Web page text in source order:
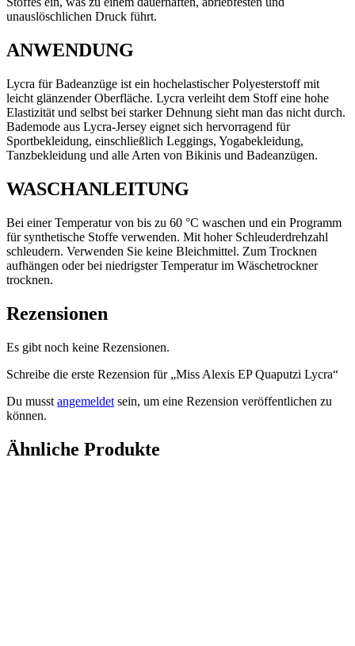
unauslöschlichen Druck führt.
ANWENDUNG
Lycra für Badeanzüge ist ein hochelastischer Polyesterstoff mit
leicht glänzender Oberfläche. Lycra verleiht dem Stoff eine hohe
Elastizität und selbst bei starker Dehnung sieht man das nicht durch.
Bademode aus Lycra-Jersey eignet sich hervorragend für
Sportbekleidung, einschließlich Leggings, Yogabekleidung,
Tanzbekleidung und alle Arten von Bikinis und Badeanzügen.
WASCHANLEITUNG
Bei einer Temperatur von bis zu 60 °C waschen und ein Programm
für synthetische Stoffe verwenden. Mit hoher Schleuderdrehzahl
schleudern. Verwenden Sie keine Bleichmittel. Zum Trocknen
aufhängen oder bei niedrigster Temperatur im Wäschetrockner
trocknen.
Rezensionen
Es gibt noch keine Rezensionen.
Schreibe die erste Rezension für „Miss Alexis EP Quaputzi Lycra“
Du musst angemeldet sein, um eine Rezension veröffentlichen zu
können.
Ähnliche Produkte